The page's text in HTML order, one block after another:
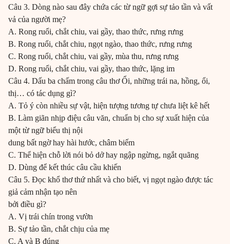
Câu 3. Dòng nào sau đây chứa các từ ngữ gợi sự tảo tần và vất
vả của người mẹ?
A. Rong ruổi, chắt chiu, vai gầy, thao thức, rưng rưng
B. Rong ruổi, chắt chiu, ngọt ngào, thao thức, rưng rưng
C. Rong ruổi, chắt chiu, vai gầy, mùa thu, rưng rưng
D. Rong ruổi, chắt chiu, vai gầy, thao thức, lặng im
Câu 4. Dấu ba chấm trong câu thơ Ổi, những trái na, hồng, ổi,
thị… có tác dụng gì?
A. Tỏ ý còn nhiều sự vật, hiện tượng tương tự chưa liệt kê hết
B. Làm giãn nhịp điệu câu văn, chuẩn bị cho sự xuất hiện của
một từ ngữ biểu thị nội
dung bất ngờ hay hài hước, châm biếm
C. Thể hiện chỗ lời nói bỏ dở hay ngập ngừng, ngắt quãng
D. Dùng để kết thúc câu cầu khiến
Câu 5. Đọc khổ thơ thứ nhất và cho biết, vị ngọt ngào được tác
giả cảm nhận tạo nên
bởi điều gì?
A. Vị trái chín trong vườn
B. Sự tảo tần, chắt chịu của mẹ
C. A và B đúng